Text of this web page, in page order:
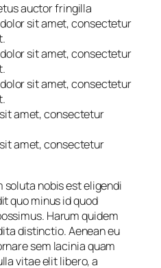
auctor fringilla
sit amet, consectetur
sit amet, consectetur
sit amet, consectetur
amet, consectetur
amet, consectetur
soluta nobis est eligendi
quo minus id quod
Harum quidem
distinctio. Aenean eu
sem lacinia quam
vitae elit libero, a